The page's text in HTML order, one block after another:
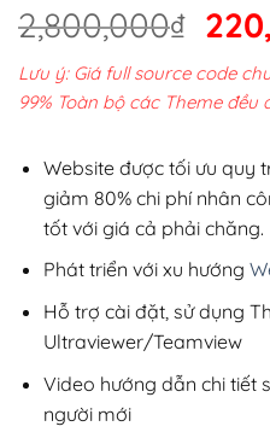
2,800,000₫ Giá
gốc
là:
Lưu ý: Giá full source code
99% Toàn bộ các Theme đều
Website được tối ưu quy
giảm 80% chi phí nhân
tốt với giá cả phải chăng.
Phát triển với xu hướng
Hỗ trợ cài đặt, sử dụng
Ultraviewer/Teamview
Video hướng dẫn chi tiết
người mới